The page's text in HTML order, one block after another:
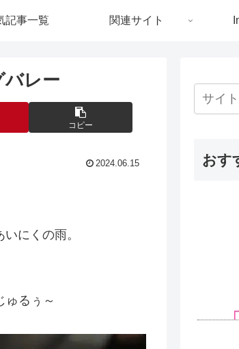
記事一覧 関連サイト
レー
コピー
2024.06.15
にくの雨。
ゅるぅ～
おす